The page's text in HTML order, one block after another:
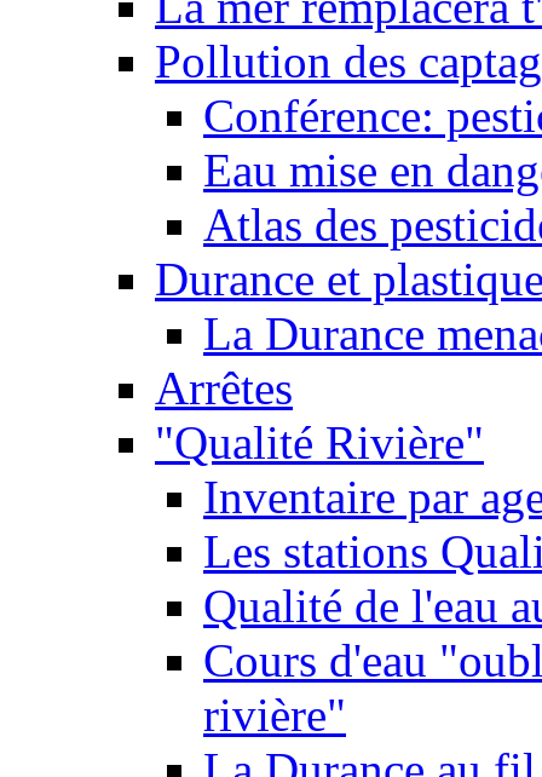
Pollution des
Conférence:
Eau mise en
Atlas des
Durance et
La Durance
Arrêtes
"Qualité Rivière"
Inventaire par
Les stations
Qualité de l'eau
Cours d'eau
rivière"